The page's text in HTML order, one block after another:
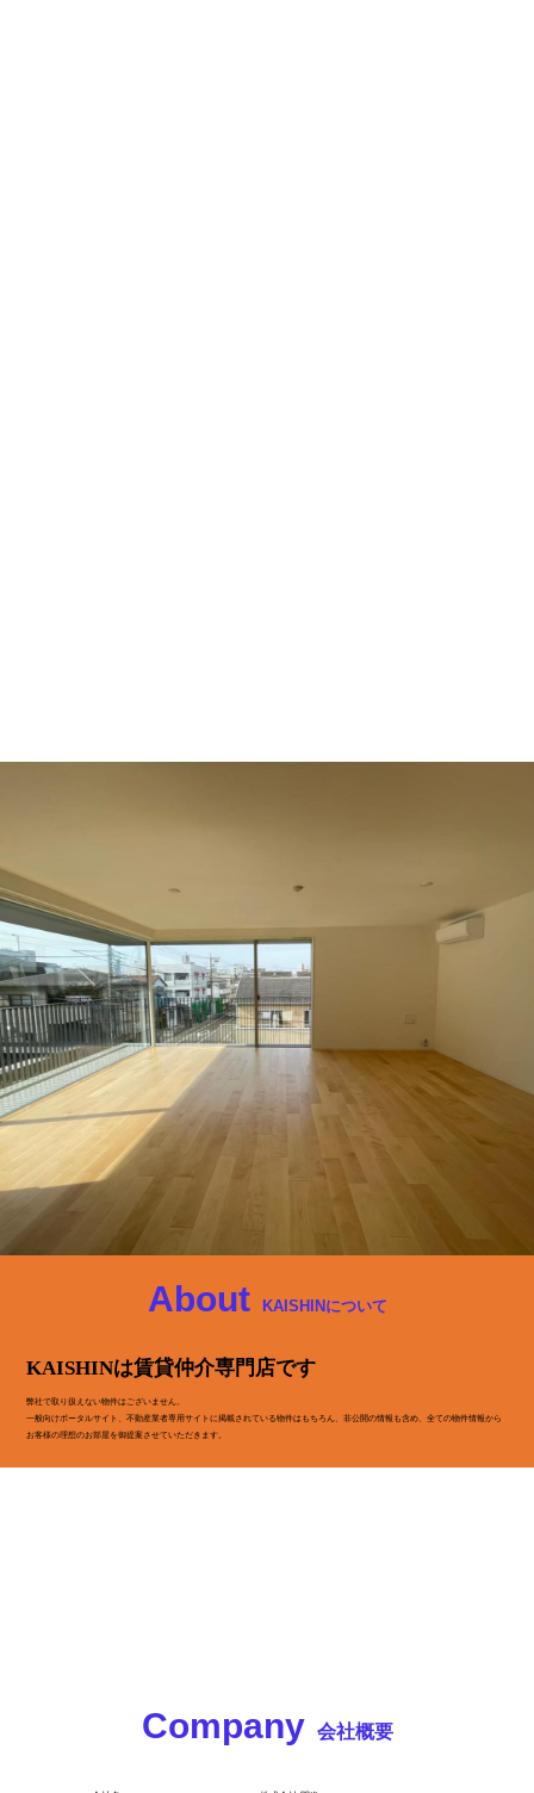
About KAISHINについて
KAISHINは賃貸仲介専門店です
弊社で取り扱えない物件はございません。
一般向けポータルサイト、不動産業者専用サイトに掲載されている物件はもちろん、非公開の情報も含め、全ての物件情報から
お客様の理想のお部屋を御提案させていただきます。
Company 会社概要